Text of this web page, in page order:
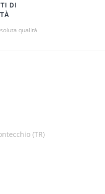
DI
qualità
(TR)